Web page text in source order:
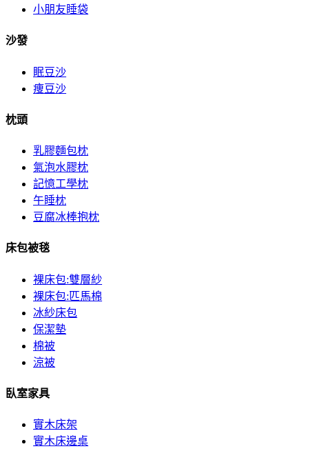
小朋友睡袋
沙發
眠豆沙
痩豆沙
枕頭
乳膠麵包枕
氣泡水膠枕
記憶工學枕
午睡枕
豆腐冰棒抱枕
床包被毯
裸床包:雙層紗
裸床包:匹馬棉
冰紗床包
保潔墊
棉被
涼被
臥室家具
實木床架
實木床邊桌